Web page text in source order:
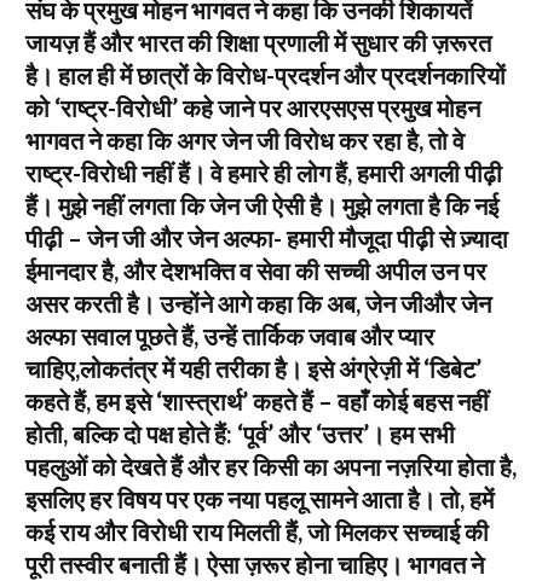
संघ के प्रमुख मोहन भागवत ने कहा कि उनकी शिकायतें
जायज़ हैं और भारत की शिक्षा प्रणाली में सुधार की ज़रूरत
है। हाल ही में छात्रों के विरोध-प्रदर्शन और प्रदर्शनकारियों
को ‘राष्ट्र-विरोधी’ कहे जाने पर आरएसएस प्रमुख मोहन
भागवत ने कहा कि अगर जेन जी विरोध कर रहा है, तो वे
राष्ट्र-विरोधी नहीं हैं। वे हमारे ही लोग हैं, हमारी अगली पीढ़ी
हैं। मुझे नहीं लगता कि जेन जी ऐसी है। मुझे लगता है कि नई
पीढ़ी – जेन जी और जेन अल्फा- हमारी मौजूदा पीढ़ी से ज़्यादा
ईमानदार है, और देशभक्ति व सेवा की सच्ची अपील उन पर
असर करती है। उन्होंने आगे कहा कि अब, जेन जीऔर जेन
अल्फा सवाल पूछते हैं, उन्हें तार्किक जवाब और प्यार
चाहिए,लोकतंत्र में यही तरीका है। इसे अंग्रेज़ी में ‘डिबेट’
कहते हैं, हम इसे ‘शास्त्रार्थ’ कहते हैं – वहाँ कोई बहस नहीं
होती, बल्कि दो पक्ष होते हैं: ‘पूर्व’ और ‘उत्तर’। हम सभी
पहलुओं को देखते हैं और हर किसी का अपना नज़रिया होता है,
इसलिए हर विषय पर एक नया पहलू सामने आता है। तो, हमें
कई राय और विरोधी राय मिलती हैं, जो मिलकर सच्चाई की
पूरी तस्वीर बनाती हैं। ऐसा ज़रूर होना चाहिए। भागवत ने